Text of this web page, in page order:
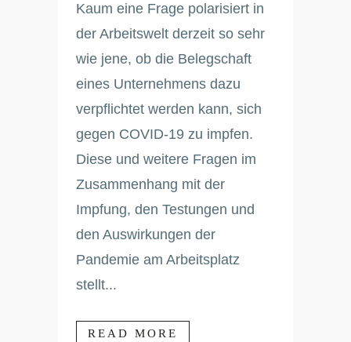
Kaum eine Frage polarisiert in
der Arbeitswelt derzeit so sehr
wie jene, ob die Belegschaft
eines Unternehmens dazu
verpflichtet werden kann, sich
gegen COVID-19 zu impfen.
Diese und weitere Fragen im
Zusammenhang mit der
Impfung, den Testungen und
den Auswirkungen der
Pandemie am Arbeitsplatz
stellt...
READ MORE